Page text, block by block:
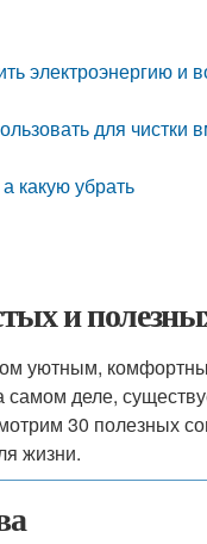
электроэнергию и
для чистки
какую убрать
и
уютным,
самом деле,
30 полезных
жизни.